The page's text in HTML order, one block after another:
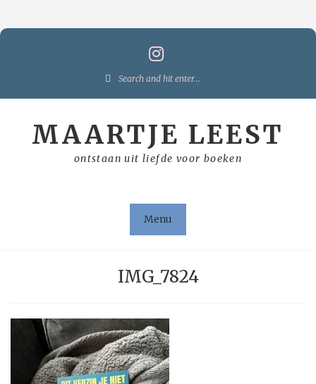
Search
MAARTJE LEEST
ontstaan uit liefde voor boeken
Menu
IMG_7824